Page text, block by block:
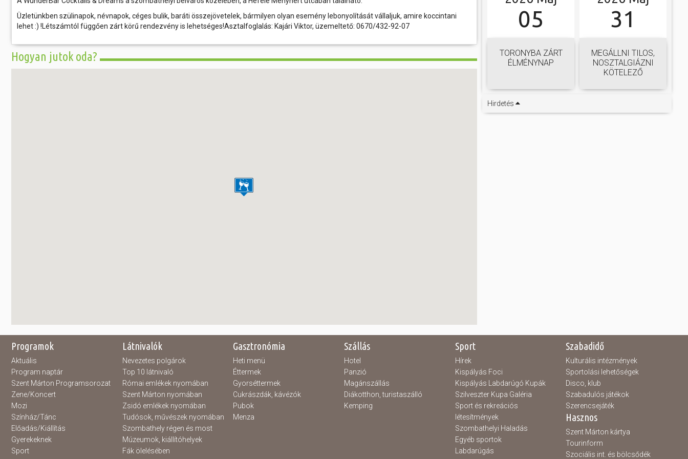
05
TORONYBA ZÁRT
ÉLMÉNYNAP
31
MEGÁLLNI TILOS,
NOSZTALGIÁZNI
KÖTELEZŐ
Hirdetés
Üzletünkben szülinapok, névnapok, céges bulik, baráti összejövetelek, bármilyen olyan esemény lebonyolítását vállaljuk, amire koccintani
lehet :) !Létszámtól függően zárt körű rendezvény is lehetséges!Asztalfoglalás: Kajári Viktor, üzemeltető: 0670/432-92-07
Hogyan jutok oda?
Programok
Aktuális
Program naptár
Szent Márton Programsorozat
Zene/Koncert
Mozi
Színház/Tánc
Előadás/Kiállítás
Gyerekeknek
Sport
Látnivalók
Nevezetes polgárok
Top 10 látnivaló
Római emlékek nyomában
Szent Márton nyomában
Zsidó emlékek nyomában
Tudósok, művészek nyomában
Szombathely régen és most
Múzeumok, kiállítóhelyek
Fák ölelésében
Gasztronómia
Heti menü
Éttermek
Gyorséttermek
Cukrászdák, kávézók
Pubok
Menza
Szállás
Hotel
Panzió
Magánszállás
Diákotthon, turistaszálló
Kemping
Sport
Hírek
Kispályás Foci
Kispályás Labdarúgó Kupák
Szilveszter Kupa Galéria
Sport és rekreációs
létesítmények
Szombathelyi Haladás
Egyéb sportok
Labdarúgás
Szabadidő
Kulturális intézmények
Sportolási lehetőségek
Disco, klub
Szabadulós játékok
Szerencsejáték
Hasznos
Szent Márton kártya
Tourinform
Szociális int. és bölcsődék